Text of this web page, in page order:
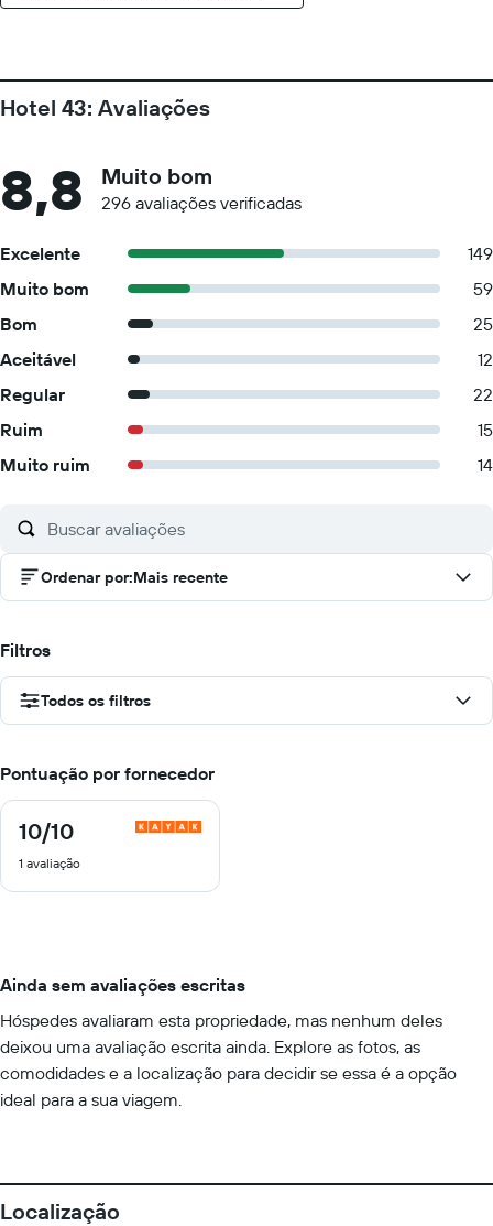
Hotel 43: Avaliações
8,8 Muito bom
296 avaliações verificadas
Excelente
149
Muito bom
59
Bom
25
Aceitável
12
Regular
22
Ruim
15
Muito ruim
14
Ordenar por:Mais recente
Filtros
Todos os filtros
Pontuação por fornecedor
10/10
10
10
1 avaliação
Ainda sem avaliações escritas
Hóspedes avaliaram esta propriedade, mas nenhum deles
deixou uma avaliação escrita ainda. Explore as fotos, as
comodidades e a localização para decidir se essa é a opção
ideal para a sua viagem.
Localização